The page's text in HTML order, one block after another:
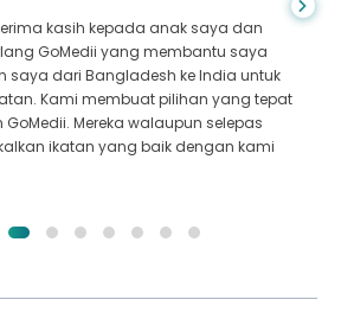
kasih kepada anak saya dan
GoMedii yang membantu saya
saya dari Bangladesh ke India untuk
Kami membuat pilihan yang tepat
Mereka walaupun selepas
ikatan yang baik dengan kami